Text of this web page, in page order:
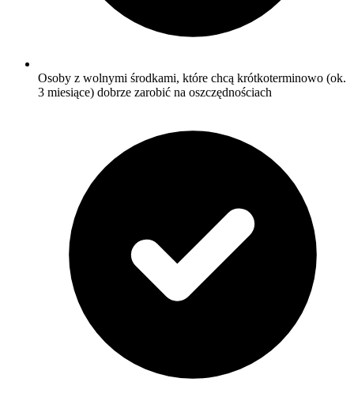
Osoby z wolnymi środkami, które chcą krótkoterminowo (ok.
3 miesiące) dobrze zarobić na oszczędnościach